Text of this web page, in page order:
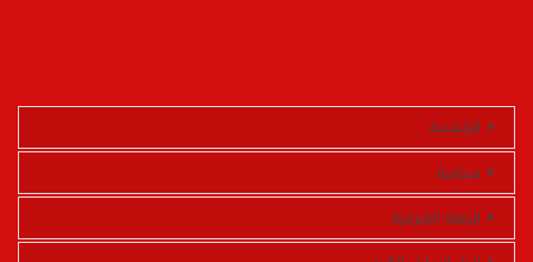
الرئيسية
سياسة
الجهة الشرقية